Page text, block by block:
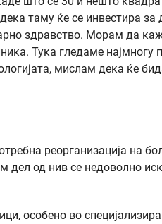
таму ќе се инвестира за
здравство. Морам да
Тука гледаме најмногу
мислам дека ќе
реорганизација на
од нив се недоволно
особено во